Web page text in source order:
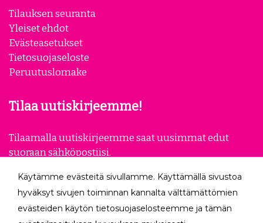
Tilauksen seuranta
Yleiset ehdot
Evästeasetukset
Tietosuojaseloste
Peruutuslomake
Tilaa uutiskirjeemme!
Tilaamalla uutiskirjeemme saat uusimmat edut
suoraan sähköpostiisi.
Käytämme evästeitä sivullamme. Käyttämällä sivustoa
hyväksyt sivujen toiminnan kannalta välttämättömien
evästeiden käytön tietosuojaselosteemme ja tämän